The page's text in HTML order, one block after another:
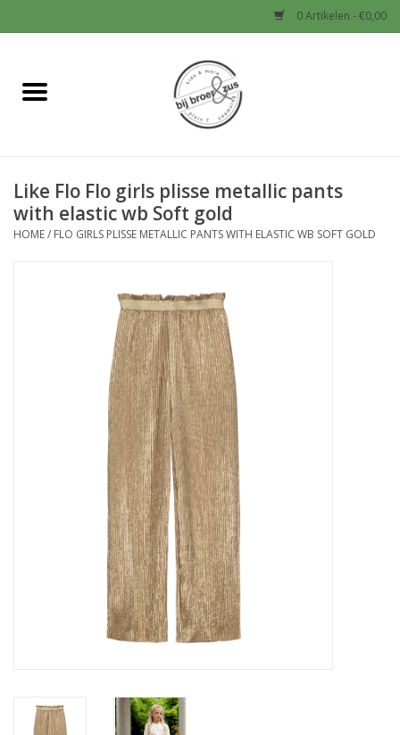
0 Artikelen - €0,00
Home
Baby
Jongens
Schoenen en Tassen
Like Flo Flo girls plisse metallic pants
with elastic wb Soft gold
HOME/ FLO GIRLS PLISSE METALLIC PANTS WITH ELASTIC WB SOFT GOLD